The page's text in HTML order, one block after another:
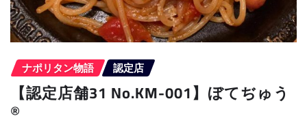
ナポリタン物語 認定店
【認定店舗31 No.KM-001】ぼてぢゅう
®